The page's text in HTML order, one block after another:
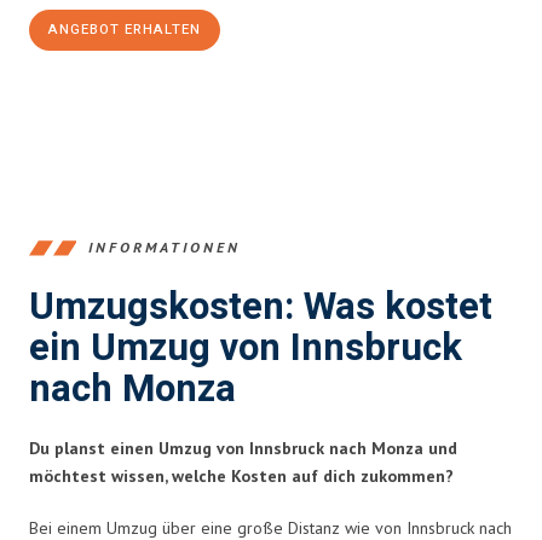
ANGEBOT ERHALTEN
INFORMATIONEN
Umzugskosten: Was kostet
ein Umzug von Innsbruck
nach Monza
Du planst einen Umzug von Innsbruck nach Monza und
möchtest wissen, welche Kosten auf dich zukommen?
Bei einem Umzug über eine große Distanz wie von Innsbruck nach